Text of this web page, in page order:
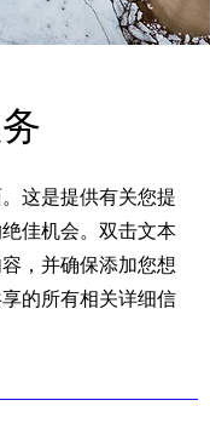
这是提供有关您提
佳机会。双击文本
，并确保添加您想
的所有相关详细信